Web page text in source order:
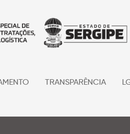
TRANSPARÊNCIA